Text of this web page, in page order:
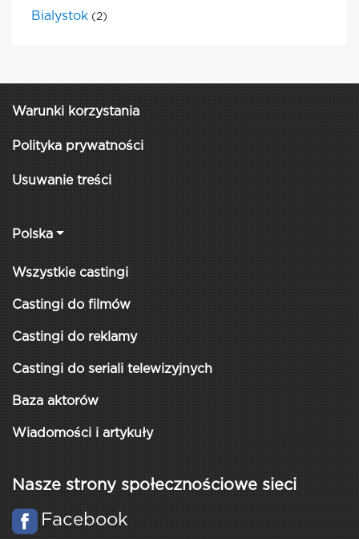
Bialystok (2)
Warunki korzystania
Polityka prywatności
Usuwanie treści
Polska
Wszystkie castingi
Castingi do filmów
Castingi do reklamy
Castingi do seriali telewizyjnych
Baza aktorów
Wiadomości i artykuły
Nasze strony społecznościowe sieci
Facebook